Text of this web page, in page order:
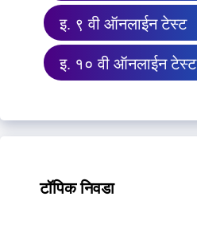
इ. ९ वी ऑनलाईन टेस्ट
इ. १० वी ऑनलाईन टेस्ट
टॉपिक निवडा